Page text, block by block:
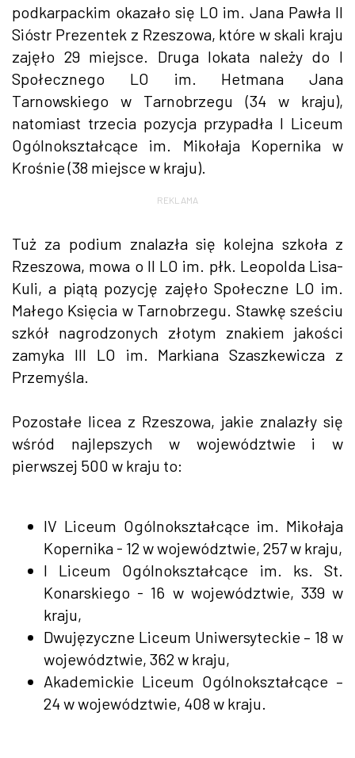
podkarpackim okazało się LO im. Jana Pawła II
Sióstr Prezentek z Rzeszowa, które w skali kraju
zajęło 29 miejsce. Druga lokata należy do I
Społecznego LO im. Hetmana Jana
Tarnowskiego w Tarnobrzegu (34 w kraju),
natomiast trzecia pozycja przypadła I Liceum
Ogólnokształcące im. Mikołaja Kopernika w
Krośnie (38 miejsce w kraju).
REKLAMA
Tuż za podium znalazła się kolejna szkoła z
Rzeszowa, mowa o II LO im. płk. Leopolda Lisa-
Kuli, a piątą pozycję zajęło Społeczne LO im.
Małego Księcia w Tarnobrzegu. Stawkę sześciu
szkół nagrodzonych złotym znakiem jakości
zamyka III LO im. Markiana Szaszkewicza z
Przemyśla.
Pozostałe licea z Rzeszowa, jakie znalazły się
wśród najlepszych w województwie i w
pierwszej 500 w kraju to:
IV Liceum Ogólnokształcące im. Mikołaja
Kopernika - 12 w województwie, 257 w kraju,
I Liceum Ogólnokształcące im. ks. St.
Konarskiego - 16 w województwie, 339 w
kraju,
Dwujęzyczne Liceum Uniwersyteckie – 18 w
województwie, 362 w kraju,
Akademickie Liceum Ogólnokształcące –
24 w województwie, 408 w kraju.